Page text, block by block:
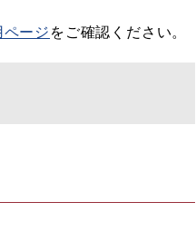
ージをご確認ください。